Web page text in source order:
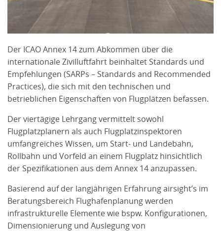
Der ICAO Annex 14 zum Abkommen über die
internationale Zivilluftfahrt beinhaltet Standards und
Empfehlungen (SARPs – Standards and Recommended
Practices), die sich mit den technischen und
betrieblichen Eigenschaften von Flugplätzen befassen.
Der viertägige Lehrgang vermittelt sowohl
Flugplatzplanern als auch Flugplatzinspektoren
umfangreiches Wissen, um Start- und Landebahn,
Rollbahn und Vorfeld an einem Flugplatz hinsichtlich
der Spezifikationen aus dem Annex 14 anzupassen.
Basierend auf der langjährigen Erfahrung airsight’s im
Beratungsbereich Flughafenplanung werden
infrastrukturelle Elemente wie bspw. Konfigurationen,
Dimensionierung und Auslegung von